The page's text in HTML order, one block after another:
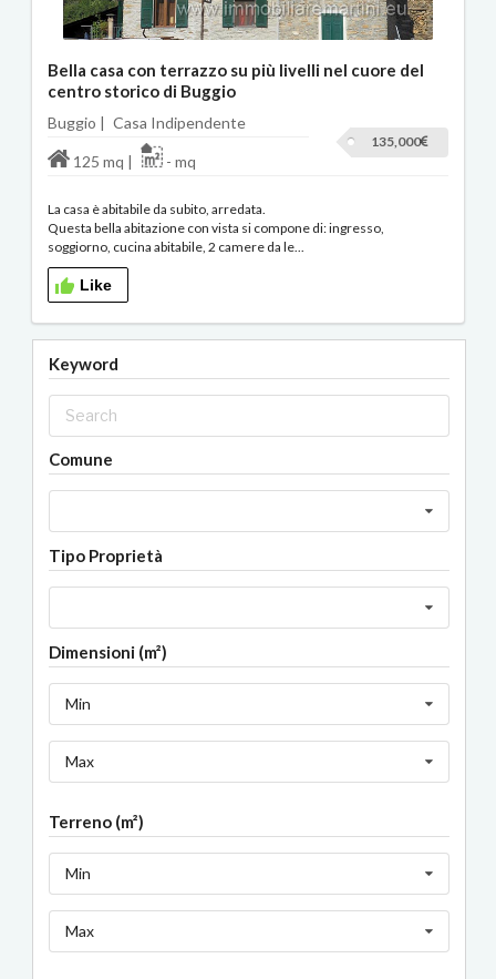
Bella casa con terrazzo su più livelli nel cuore del
centro storico di Buggio
Buggio | Casa Indipendente
135,000
125 mq | - mq
La casa è abitabile da subito, arredata.
Questa bella abitazione con vista si compone di: ingresso,
soggiorno, cucina abitabile, 2 camere da le...
Like
Keyword
Comune
Tipo Proprietà
Dimensioni (m²)
Min
Max
Terreno (m²)
Min
Max